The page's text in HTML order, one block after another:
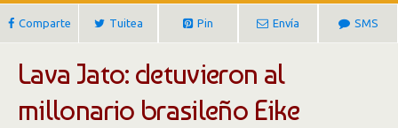
Comparte Tuitea Pin Envía SMS
Lava Jato: detuvieron al
millonario brasileño Eike